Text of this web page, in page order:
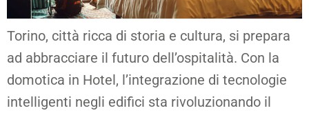
Torino, città ricca di storia e cultura, si prepara
ad abbracciare il futuro dell’ospitalità. Con la
domotica in Hotel, l’integrazione di tecnologie
intelligenti negli edifici sta rivoluzionando il